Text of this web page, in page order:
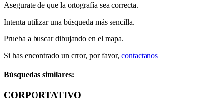
Asegurate de que la ortografía sea correcta.
Intenta utilizar una búsqueda más sencilla.
Prueba a buscar dibujando en el mapa.
Si has encontrado un error, por favor, contactanos
Búsquedas similares:
CORPORTATIVO